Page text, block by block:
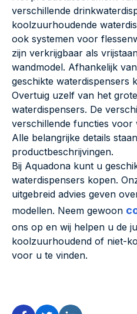
verschillende
koolzuurhoudende
ook systemen voor
zijn verkrijgbaar als
wandmodel. Afhankelijk
geschikte waterdispensers
Overtuig uzelf van het
waterdispensers. De
verschillende functies voor
Alle belangrijke details
productbeschrijvingen.
Bij Aquadona kunt u
waterdispensers kopen.
uitgebreid advies geven
modellen. Neem gewoon
ons op en wij helpen u de
koolzuurhoudend of niet-
voor u te vinden.